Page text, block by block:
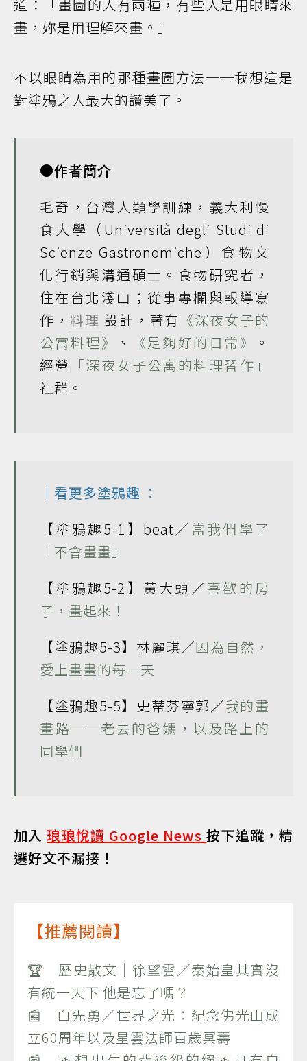
道：「畫圖的人有兩種，有些人是用眼睛來
畫，妳是用理解來畫。」
不以眼睛為用的那種畫圖方法──我想這是
對塗鴉之人最大的讚美了。
●作者簡介
毛奇，台灣人類學訓練，義大利慢
食大學（Università degli Studi di
Scienze Gastronomiche）食物文
化行銷與溝通碩士。食物研究者，
住在台北淺山；從事專欄與報導寫
作， 料理 設計，著有 《深夜女子的
公寓料理》
、 《足夠好的日常》
。
經營
「深夜女子公寓的料理習作」
社群。
｜看更多塗鴉趣 ：
【塗鴉趣5-1】beat／ 當我們學了
「不會畫畫」
【塗鴉趣5-2】黃大頭／喜歡的房
子，畫起來！
【塗鴉趣5-3】林麗琪／因為自然，
愛上畫畫的每一天
【塗鴉趣5-5】史蒂芬寧郭／我的畫
畫路──老去的爸媽，以及路上的
同學們
加入琅琅悅讀 Google News按下追蹤，精
選好文不漏接！
【推薦閱讀】
🏆 歷史散文｜徐望雲／秦始皇其實沒
有統一天下 他是忘了嗎？
📰 白先勇／世界之光：紀念佛光山成
立60周年以及星雲法師百歲冥壽